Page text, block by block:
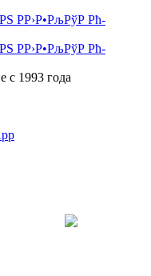
с 1993 года